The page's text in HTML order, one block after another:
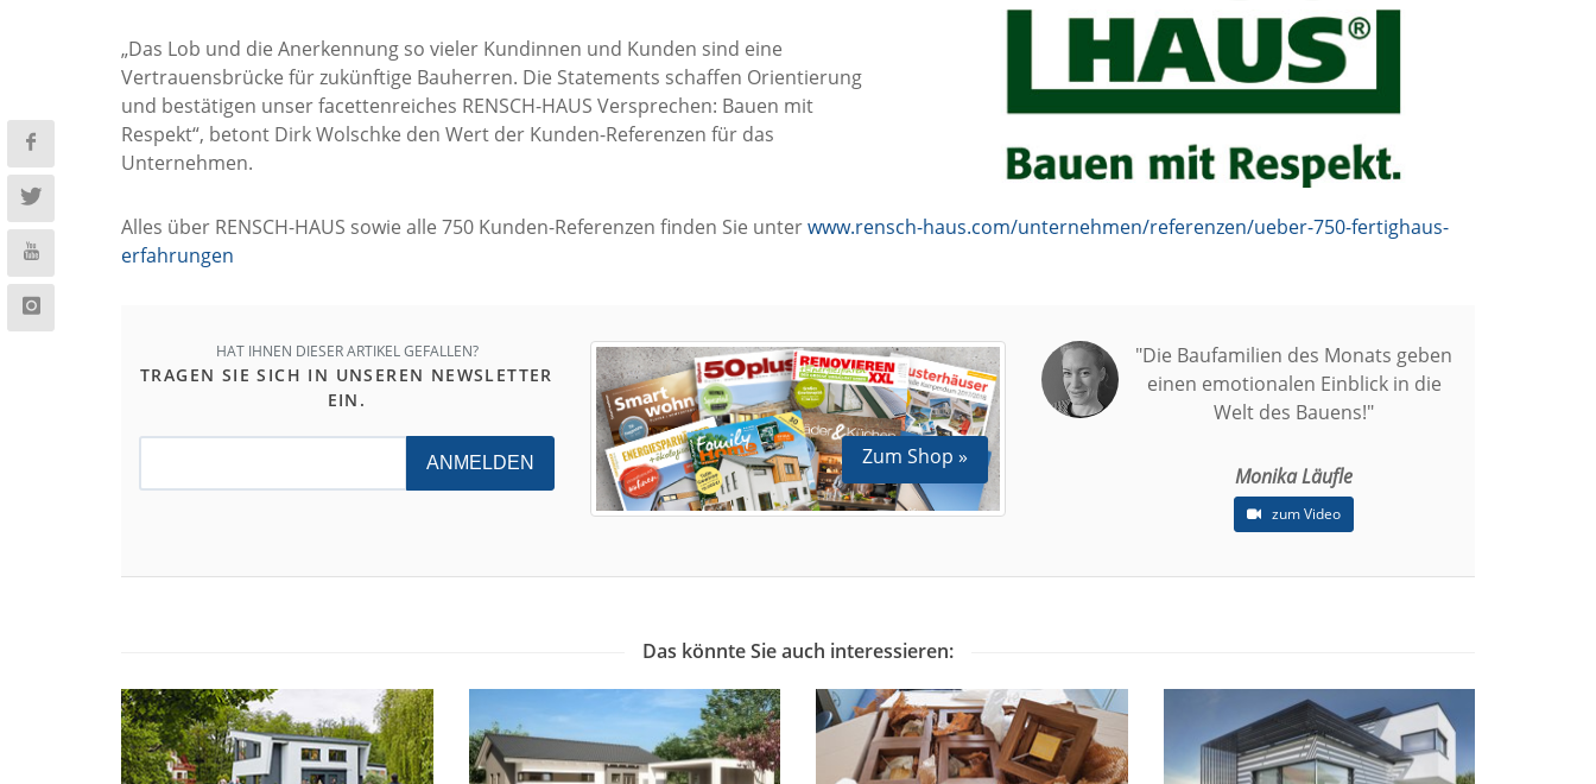
„Das Lob und die Anerkennung so vieler Kundinnen und Kunden sind eine
Vertrauensbrücke für zukünftige Bauherren. Die Statements schaffen Orientierung
und bestätigen unser facettenreiches RENSCH-HAUS Versprechen: Bauen mit
Respekt“, betont Dirk Wolschke den Wert der Kunden-Referenzen für das
Unternehmen.
Alles über RENSCH-HAUS sowie alle 750 Kunden-Referenzen finden Sie unterwww.rensch-haus.com/unternehmen/referenzen/ueber-750-fertighaus-
erfahrungen
HAT IHNEN DIESER ARTIKEL GEFALLEN?
TRAGEN SIE SICH IN UNSEREN NEWSLETTER
EIN.
ANMELDEN Zum Shop »
"Die Baufamilien des Monats geben
einen emotionalen Einblick in die
Welt des Bauens!"
Monika Läufle
zum Video
Das könnte Sie auch interessieren: